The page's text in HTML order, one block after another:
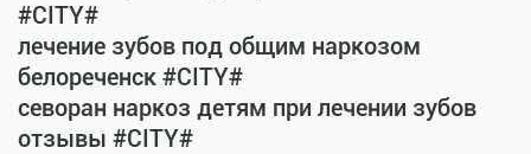
#CITY#
лечение зубов под общим наркозом
белореченск #CITY#
севоран наркоз детям при лечении зубов
отзывы #CITY#